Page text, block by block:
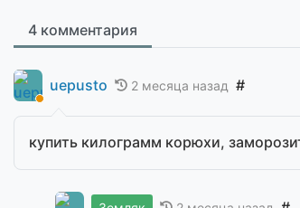
4 комментария
uepusto 2 месяца назад #
купить килограмм корюхи,